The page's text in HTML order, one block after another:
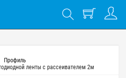
Профиль
ленты с рассеивателем 2м